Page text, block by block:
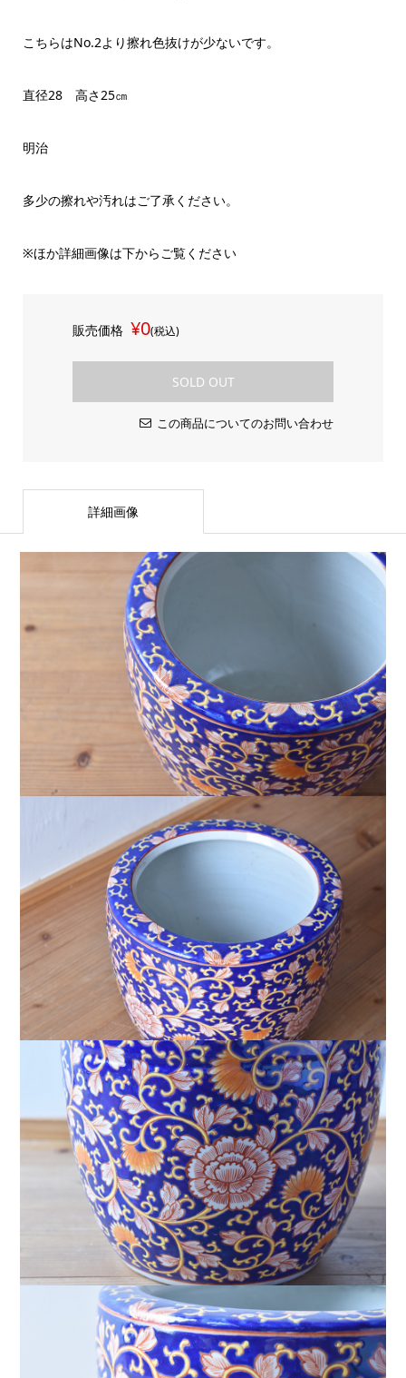
こちらはNo.2より擦れ色抜けが少ないです。
直径28 高さ25㎝
明治
多少の擦れや汚れはご了承ください。
※ほか詳細画像は下からご覧ください
販売価格 ¥0(税込)
SOLD OUT
この商品についてのお問い合わせ
詳細画像